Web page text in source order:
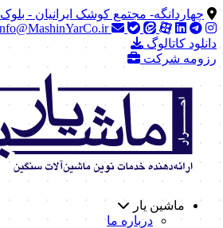
چهاردانگه- مجتمع کوشک ایرانیان - بلوک B - طبقه اول - واحد 5
Info@MashinYarCo.ir
دانلود کاتالوگ
رزومه شرکت
ماشین یار
درباره ما